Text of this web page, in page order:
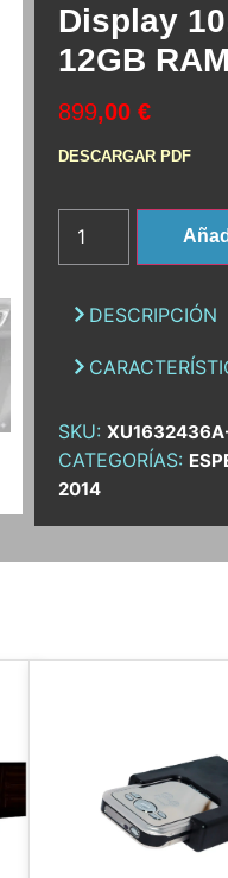
Display
12GB
899,00 €
DESCARGAR PDF
DESCRIPCIÓN
SKU:
CATEGORÍAS:
2014